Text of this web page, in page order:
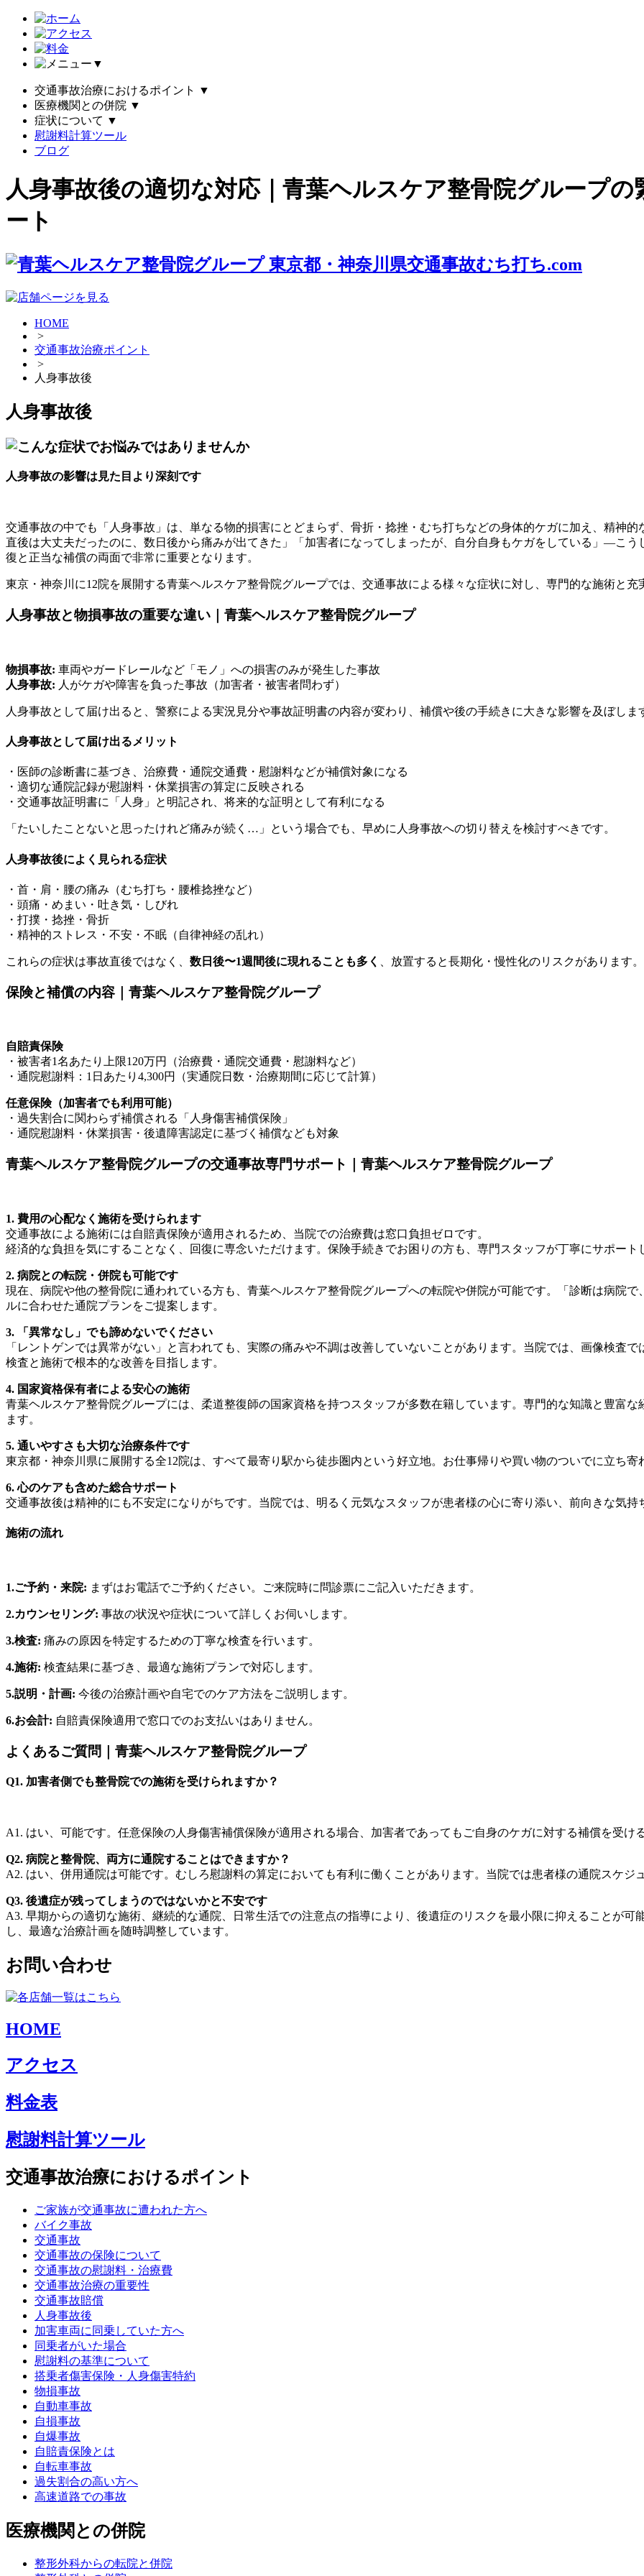
▼
交通事故治療におけるポイント
▼
医療機関との併院 ▼
症状について ▼
慰謝料計算ツール
ブログ
人身事故後の適切な対応｜青葉ヘルスケア整骨院グループ
ート
HOME
>
交通事故治療ポイント
>
人身事故後
人身事故後
人身事故の影響は見た目より深刻です
交通事故の中でも「人身事故」は、単なる物的損害にとどまらず、骨折・捻挫・むち打ちなどの身体的ケガに加え、精神
直後は大丈夫だったのに、数日後から痛みが出てきた」「加害者になってしまったが、自分自身もケガをしている」—こ
復と正当な補償の両面で非常に重要となります。
東京・神奈川に12院を展開する青葉ヘルスケア整骨院グループでは、交通事故による様々な症状に対し、専門的な施術と
人身事故と物損事故の重要な違い｜青葉ヘルスケア整骨院グループ
物損事故: 車両やガードレールなど「モノ」への損害のみが発生した事故
人身事故: 人がケガや障害を負った事故（加害者・被害者問わず）
人身事故として届け出ると、警察による実況見分や事故証明書の内容が変わり、補償や後の手続きに大きな影響を及ぼしま
人身事故として届け出るメリット
・医師の診断書に基づき、治療費・通院交通費・慰謝料などが補償対象になる
・適切な通院記録が慰謝料・休業損害の算定に反映される
・交通事故証明書に「人身」と明記され、将来的な証明として有利になる
「たいしたことないと思ったけれど痛みが続く…」という場合でも、早めに人身事故への切り替えを検討すべきです。
人身事故後によく見られる症状
・首・肩・腰の痛み（むち打ち・腰椎捻挫など）
・頭痛・めまい・吐き気・しびれ
・打撲・捻挫・骨折
・精神的ストレス・不安・不眠（自律神経の乱れ）
これらの症状は事故直後ではなく、 数日後〜1週間後に現れることも多く 、放置すると長期化・慢性化のリスクがあります。
保険と補償の内容｜青葉ヘルスケア整骨院グループ
自賠責保険
・被害者1名あたり上限120万円（治療費・通院交通費・慰謝料など）
・通院慰謝料：1日あたり4,300円（実通院日数・治療期間に応じて計算）
任意保険（加害者でも利用可能）
・過失割合に関わらず補償される「人身傷害補償保険」
・通院慰謝料・休業損害・後遺障害認定に基づく補償なども対象
青葉ヘルスケア整骨院グループの交通事故専門サポート｜青葉ヘルスケア整骨院グループ
1. 費用の心配なく施術を受けられます
交通事故による施術には自賠責保険が適用されるため、当院での治療費は窓口負担ゼロです。
経済的な負担を気にすることなく、回復に専念いただけます。保険手続きでお困りの方も、専門スタッフが丁寧にサポート
2. 病院との転院・併院も可能です
現在、病院や他の整骨院に通われている方も、青葉ヘルスケア整骨院グループへの転院や併院が可能です。「診断は病院
ルに合わせた通院プランをご提案します。
3. 「異常なし」でも諦めないでください
「レントゲンでは異常がない」と言われても、実際の痛みや不調は改善していないことがあります。当院では、画像検査
検査と施術で根本的な改善を目指します。
4. 国家資格保有者による安心の施術
青葉ヘルスケア整骨院グループには、柔道整復師の国家資格を持つスタッフが多数在籍しています。専門的な知識と豊富
ます。
5. 通いやすさも大切な治療条件です
東京都・神奈川県に展開する全12院は、すべて最寄り駅から徒歩圏内という好立地。お仕事帰りや買い物のついでに立ち
6. 心のケアも含めた総合サポート
交通事故後は精神的にも不安定になりがちです。当院では、明るく元気なスタッフが患者様の心に寄り添い、前向きな気
施術の流れ
1.ご予約・来院: まずはお電話でご予約ください。ご来院時に問診票にご記入いただきます。
2.カウンセリング: 事故の状況や症状について詳しくお伺いします。
3.検査: 痛みの原因を特定するための丁寧な検査を行います。
4.施術: 検査結果に基づき、最適な施術プランで対応します。
5.説明・計画: 今後の治療計画や自宅でのケア方法をご説明します。
6.お会計: 自賠責保険適用で窓口でのお支払いはありません。
よくあるご質問｜青葉ヘルスケア整骨院グループ
Q1. 加害者側でも整骨院での施術を受けられますか？
A1. はい、可能です。任意保険の人身傷害補償保険が適用される場合、加害者であってもご自身のケガに対する補償を受
Q2. 病院と整骨院、両方に通院することはできますか？
A2. はい、併用通院は可能です。むしろ慰謝料の算定においても有利に働くことがあります。当院では患者様の通院スケ
Q3. 後遺症が残ってしまうのではないかと不安です
A3. 早期からの適切な施術、継続的な通院、日常生活での注意点の指導により、後遺症のリスクを最小限に抑えることが
し、最適な治療計画を随時調整しています。
お問い合わせ
HOME
アクセス
料金表
慰謝料計算ツール
交通事故治療におけるポイント
ご家族が交通事故に遭われた方へ
バイク事故
交通事故
交通事故の保険について
交通事故の慰謝料・治療費
交通事故治療の重要性
交通事故賠償
人身事故後
加害車両に同乗していた方へ
同乗者がいた場合
慰謝料の基準について
搭乗者傷害保険・人身傷害特約
物損事故
自動車事故
自損事故
自爆事故
自賠責保険とは
自転車事故
過失割合の高い方へ
高速道路での事故
医療機関との併院
整形外科からの転院と併院